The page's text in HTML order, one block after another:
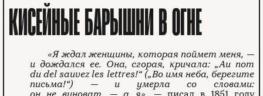
КИСЕЙНЫЕ БАРЫШНИ В ОГНЕ
«Я ждал женщины, которая поймет меня, —
и дождался ее. Она, сгорая, кричала: „Au nom
du del sauvez les lettres!“ („Во имя неба, берегите
письма!“) — и умерла со словами: